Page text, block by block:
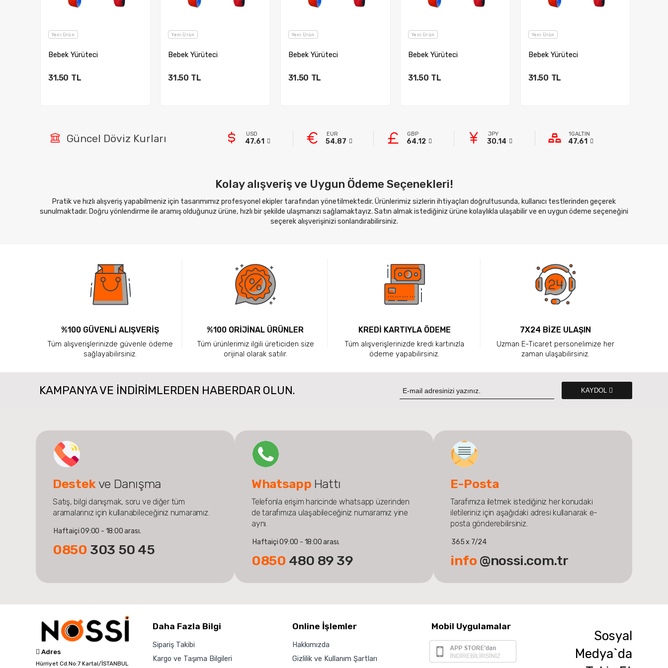
Yeni Ürün
Bebek Yürüteci
31.50 TL
Yeni Ürün
Bebek Yürüteci
31.50 TL
Yeni Ürün
Bebek Yürüteci
31.50 TL
Yeni Ürün
Bebek Yürüteci
31.50 TL
Yeni Ürün
Bebek Yürüteci
31.50 TL
Güncel Döviz Kurları USD
47.61
EUR
54.87
GBP
64.12
JPY
30.14
1GALTIN
47.61
Kolay alışveriş ve Uygun Ödeme Seçenekleri!
Pratik ve hızlı alışveriş yapabilmeniz için tasarımımız profesyonel ekipler tarafından yönetilmektedir. Ürünlerimiz sizlerin ihtiyaçları doğrultusunda, kullanıcı testlerinden geçerek
sunulmaktadır. Doğru yönlendirme ile aramış olduğunuz ürüne, hızlı bir şekilde ulaşmanızı sağlamaktayız. Satın almak istediğiniz ürüne kolaylıkla ulaşabilir ve en uygun ödeme seçeneğini
seçerek alışverişinizi sonlandırabilirsiniz.
%100 GÜVENLİ ALIŞVERİŞ
Tüm alışverişlerinizde güvenle ödeme
sağlayabilirsiniz.
%100 ORİJİNAL ÜRÜNLER
Tüm ürünlerimiz ilgili üreticiden size
orijinal olarak satılır.
KREDİ KARTIYLA ÖDEME
Tüm alışverişlerinizde kredi kartınızla
ödeme yapabilirsiniz.
7X24 BİZE ULAŞIN
Uzman E-Ticaret personelimize her
zaman ulaşabilirsiniz.
KAMPANYA VE INDIRIMLERDEN HABERDAR OLUN. KAYDOL
Destekve Danışma
Satış, bilgi danışmak, soru ve diğer tüm
aramalarınız için kullanabileceğiniz numaramız.
Haftaiçi 09:00 - 18:00 arası.
0850 303 50 45
Whatsapp Hattı
Telefonla erişim haricinde whatsapp üzerinden
de tarafımıza ulaşabileceğiniz numaramız yine
aynı.
Haftaiçi 09:00 - 18:00 arası.
0850 480 89 39
E-Posta
Tarafımıza iletmek istediğiniz her konudaki
iletileriniz için aşağıdaki adresi kullanarak e-
posta gönderebilirsiniz.
365 x 7/24
info @nossi.com.tr
Adres
Hürriyet Cd.No:7 Kartal/İSTANBUL
Daha Fazla Bilgi
Sipariş Takibi
Kargo ve Taşıma Bilgileri
Online İşlemler
Hakkımızda
Gizlilik ve Kullanım Şartları
Mobil Uygulamalar
Sosyal
Medya`da